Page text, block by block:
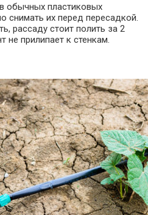
обычных пластиковых
снимать их перед пересадкой.
рассаду стоит полить за 2
не прилипает к стенкам.